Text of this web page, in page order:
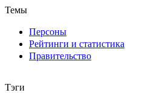
Темы
Персоны
Рейтинги и статистика
Правительство
Тэги